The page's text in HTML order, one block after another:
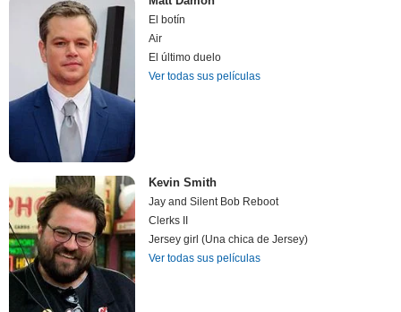
El botín
Air
El último duelo
Ver todas sus películas
Kevin Smith
Jay and Silent Bob Reboot
Clerks II
Jersey girl (Una chica de Jersey)
Ver todas sus películas